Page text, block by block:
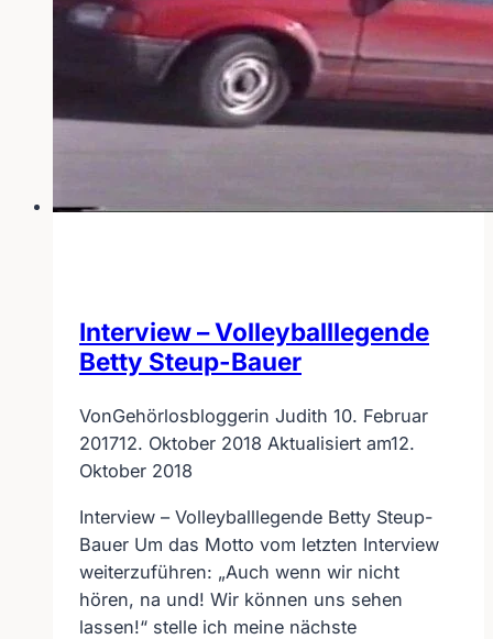
Interview – Volleyballlegende
Betty Steup-Bauer
VonGehörlosbloggerin Judith 10. Februar
201712. Oktober 2018 Aktualisiert am12.
Oktober 2018
Interview – Volleyballlegende Betty Steup-
Bauer Um das Motto vom letzten Interview
weiterzuführen: „Auch wenn wir nicht
hören, na und! Wir können uns sehen
lassen!“ stelle ich meine nächste